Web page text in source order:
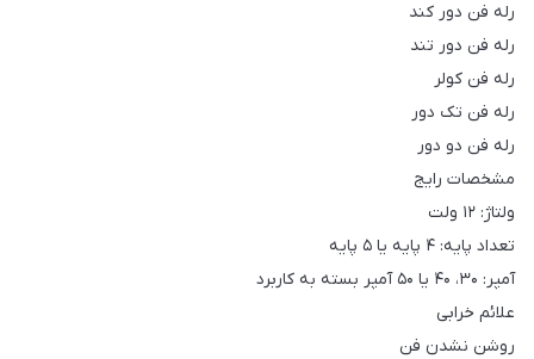
رله فن دور کند
رله فن دور تند
رله فن کولر
رله فن تک دور
رله فن دو دور
مشخصات رایج
ولتاژ: ۱۲ ولت
تعداد پایه: ۴ پایه یا ۵ پایه
آمپر: ۳۰، ۴۰ یا ۵۰ آمپر بسته به کاربرد
علائم خرابی
روشن نشدن فن